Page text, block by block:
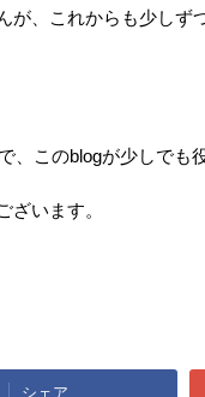
が、これからも少しず
、このblogが少しでも
ざいます。
シェア